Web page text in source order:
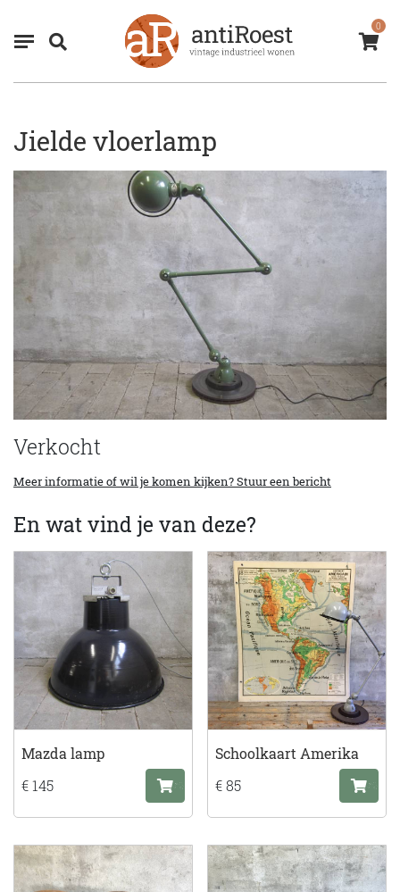
0
Jielde vloerlamp
Verkocht
Meer informatie of wil je komen kijken? Stuur een bericht
En wat vind je van deze?
Mazda lamp
€ 145
Schoolkaart Amerika
€ 85